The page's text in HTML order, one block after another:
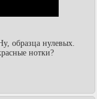
образца нулевых.
нотки?